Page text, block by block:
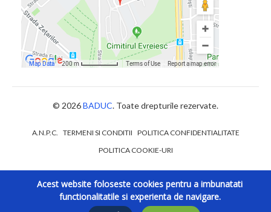
© 2026BADUC. Toate drepturile rezervate.
A.N.P.C. TERMENI SI CONDITII POLITICA CONFIDENTIALITATE
POLITICA COOKIE-URI
Acest website foloseste cookies pentru a imbunatati
functionalitatile si experienta de navigare.